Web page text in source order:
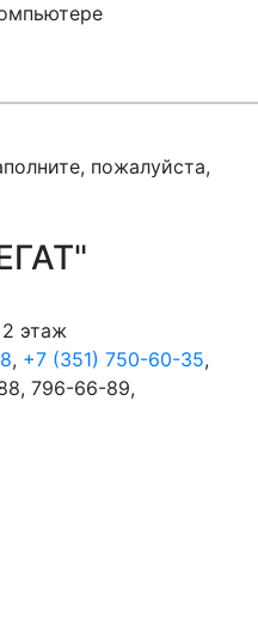
пожалуйста,
этаж
, +7 (351) 750-60-35,
796-66-89,